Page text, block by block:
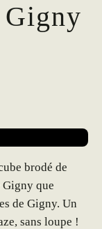
Gigny
brodé de
que
de Gigny. Un
sans loupe !